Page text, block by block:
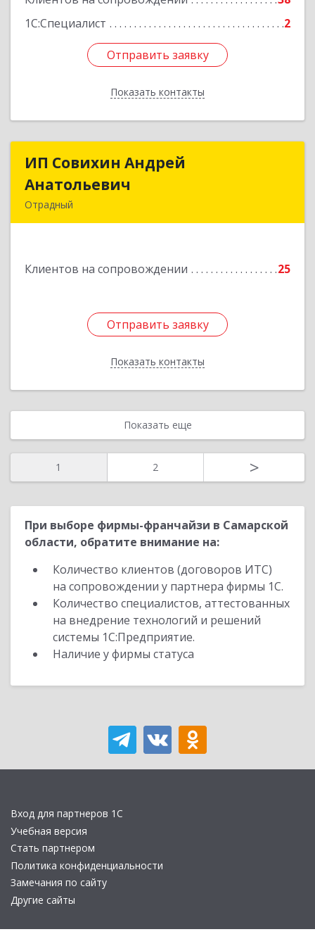
1С:Специалист
2
Отправить заявку
Показать контакты
Отправить заявку
Назад
ИП Совихин Андрей
Анатольевич
Отрадный
Клиентов на сопровождении 25
Отправить заявку
Показать контакты
ИП Совихин Андрей
Подробнее
Отправить заявку
Назад
Показать еще
1 2 >
При выборе фирмы-франчайзи в Самарской
области, обратите внимание на:
Количество клиентов (договоров ИТС)
на сопровождении у партнера фирмы 1С.
Количество специалистов, аттестованных
на внедрение технологий и решений
системы 1С:Предприятие.
Наличие у фирмы статуса
Вход для партнеров 1С
Учебная версия
Стать партнером
Политика конфиденциальности
Замечания по сайту
Другие сайты